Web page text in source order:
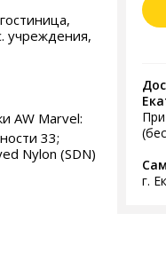
г.
учреждения,
AW Marvel:
33;
Nylon (SDN)